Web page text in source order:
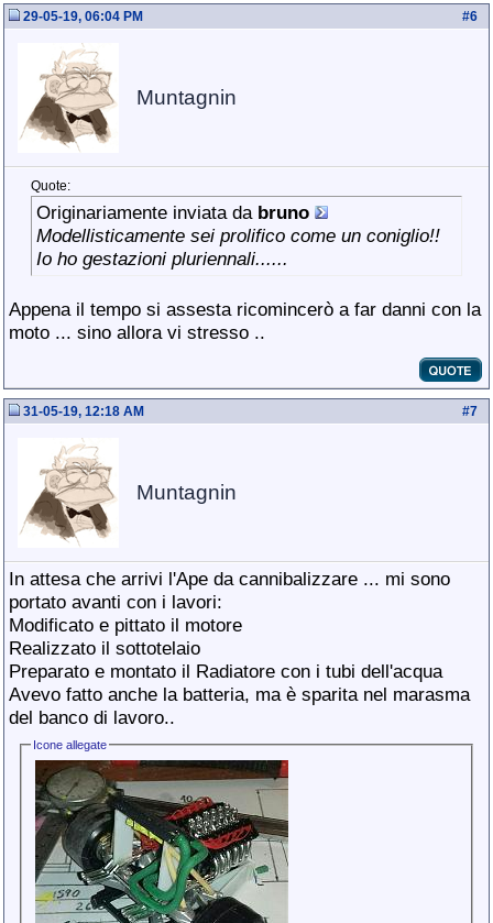
#6
29-05-19, 06:04 PM
Muntagnin
Quote:
Originariamente inviata da bruno
Modellisticamente sei prolifico come un coniglio!!
Io ho gestazioni pluriennali......
Appena il tempo si assesta ricomincerò a far danni con la
moto ... sino allora vi stresso ..
#7
31-05-19, 12:18 AM
Muntagnin
In attesa che arrivi l'Ape da cannibalizzare ... mi sono
portato avanti con i lavori:
Modificato e pittato il motore
Realizzato il sottotelaio
Preparato e montato il Radiatore con i tubi dell'acqua
Avevo fatto anche la batteria, ma è sparita nel marasma
del banco di lavoro..
Icone allegate